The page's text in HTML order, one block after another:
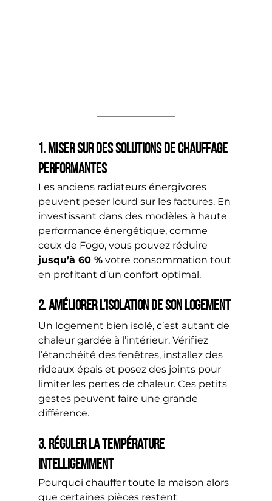
1. Miser sur des solutions de chauffage
performantes
Les anciens radiateurs énergivores
peuvent peser lourd sur les factures. En
investissant dans des modèles à haute
performance énergétique, comme
ceux de Fogo, vous pouvez réduire
jusqu’à 60 % votre consommation tout
en profitant d’un confort optimal.
2. Améliorer l’isolation de son logement
Un logement bien isolé, c’est autant de
chaleur gardée à l’intérieur. Vérifiez
l’étanchéité des fenêtres, installez des
rideaux épais et posez des joints pour
limiter les pertes de chaleur. Ces petits
gestes peuvent faire une grande
différence.
3. Réguler la température
intelligemment
Pourquoi chauffer toute la maison alors
que certaines pièces restent